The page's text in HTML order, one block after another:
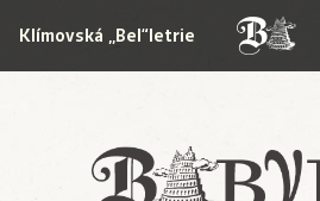
Babylon
Klímovská „Bel“letrie